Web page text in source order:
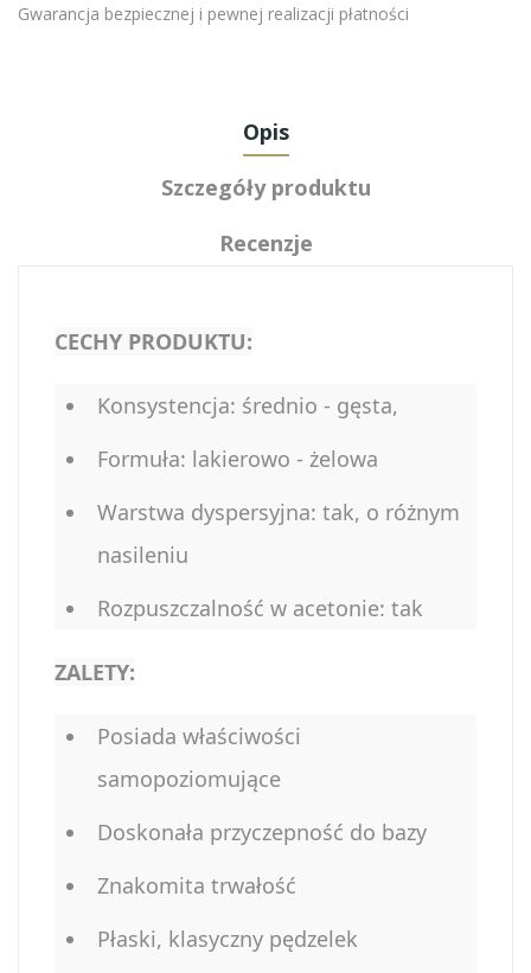
Gwarancja bezpiecznej i pewnej realizacji płatności
Opis
Szczegóły produktu
Recenzje
CECHY PRODUKTU:
Konsystencja: średnio - gęsta,
Formuła: lakierowo - żelowa
Warstwa dyspersyjna: tak, o różnym
nasileniu
Rozpuszczalność w acetonie: tak
ZALETY:
Posiada właściwości
samopoziomujące
Doskonała przyczepność do bazy
Znakomita trwałość
Płaski, klasyczny pędzelek